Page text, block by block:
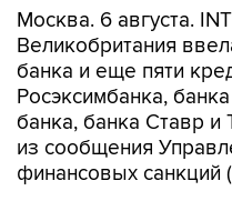
банка и еще пяти
Росэксимбанка,
банка, банка Ставр и
из сообщения
финансовых санкций
Новые санкции не